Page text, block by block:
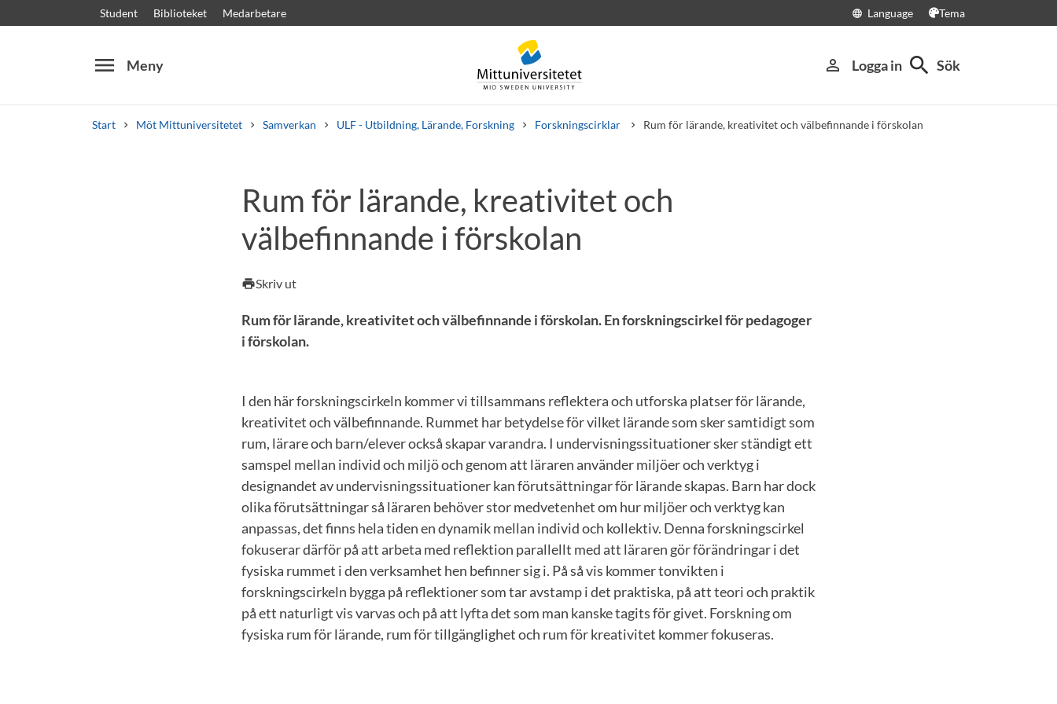
Student Biblioteket Medarbetare language Language Tema
menu Meny person_outline Logga in search Sök
Start Möt Mittuniversitetet Samverkan ULF - Utbildning, Lärande, Forskning Forskningscirklar Rum för lärande, kreativitet och välbefinnande i förskolan
Kursplaner VälkomstbrevPersonal Lediga jobb
Rum för lärande, kreativitet och
välbefinnande i förskolan
printSkriv ut
Rum för lärande, kreativitet och välbefinnande i förskolan. En forskningscirkel för pedagoger
i förskolan.
I den här forskningscirkeln kommer vi tillsammans reflektera och utforska platser för lärande,
kreativitet och välbefinnande. Rummet har betydelse för vilket lärande som sker samtidigt som
rum, lärare och barn/elever också skapar varandra. I undervisningssituationer sker ständigt ett
samspel mellan individ och miljö och genom att läraren använder miljöer och verktyg i
designandet av undervisningssituationer kan förutsättningar för lärande skapas. Barn har dock
olika förutsättningar så läraren behöver stor medvetenhet om hur miljöer och verktyg kan
anpassas, det finns hela tiden en dynamik mellan individ och kollektiv. Denna forskningscirkel
fokuserar därför på att arbeta med reflektion parallellt med att läraren gör förändringar i det
fysiska rummet i den verksamhet hen befinner sig i. På så vis kommer tonvikten i
forskningscirkeln bygga på reflektioner som tar avstamp i det praktiska, på att teori och praktik
på ett naturligt vis varvas och på att lyfta det som man kanske tagits för givet. Forskning om
fysiska rum för lärande, rum för tillgänglighet och rum för kreativitet kommer fokuseras.